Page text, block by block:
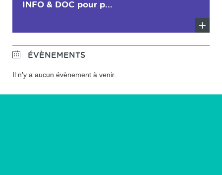
INFO & DOC pour p...
savoir
ÉVÈNEMENTS
Il n'y a aucun évènement à venir.